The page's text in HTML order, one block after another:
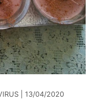
| 13/04/2020